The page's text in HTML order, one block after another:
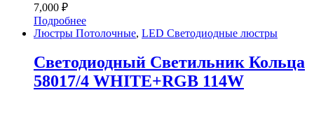
7,000 ₽
Подробнее
Люстры Потолочные, LED Светодиодные люстры
Светодиодный Светильник Кольца
58017/4 WHITE+RGB 114W